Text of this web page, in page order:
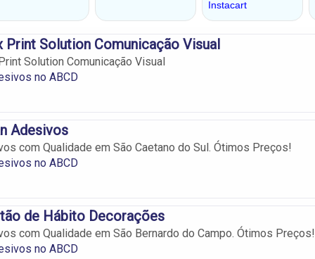
Print Solution Comunicação Visual
Solution Comunicação Visual
no ABCD
Adesivos
com Qualidade em São Caetano do Sul. Ótimos Preços!
no ABCD
de Hábito Decorações
com Qualidade em São Bernardo do Campo. Ótimos Preços!
no ABCD